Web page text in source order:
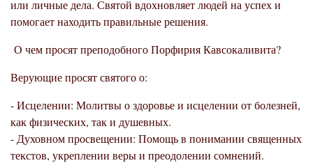
или личные дела. Святой вдохновляет людей на успех и
помогает находить правильные решения.
О чем просят преподобного Порфирия Кавсокаливита?
Верующие просят святого о:
- Исцелении: Молитвы о здоровье и исцелении от болезней,
как физических, так и душевных.
- Духовном просвещении: Помощь в понимании священных
текстов, укреплении веры и преодолении сомнений.